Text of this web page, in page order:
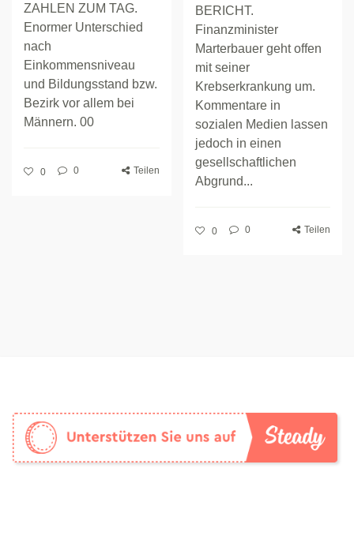
ZAHLEN ZUM TAG.
Enormer Unterschied
nach
Einkommensniveau
und Bildungsstand bzw.
Bezirk vor allem bei
Männern. 00
0 0 Teilen
BERICHT.
Finanzminister
Marterbauer geht offen
mit seiner
Krebserkrankung um.
Kommentare in
sozialen Medien lassen
jedoch in einen
gesellschaftlichen
Abgrund...
0 0 Teilen